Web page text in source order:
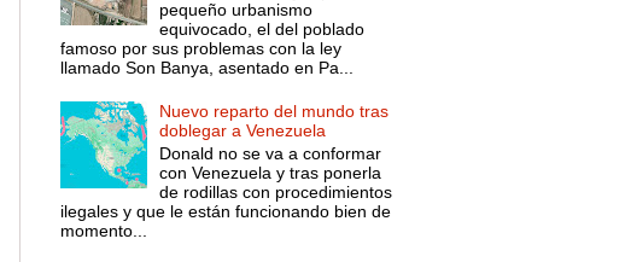
pequeño urbanismo
equivocado, el del poblado
famoso por sus problemas con la ley
llamado Son Banya, asentado en Pa...
Nuevo reparto del mundo tras
doblegar a Venezuela
Donald no se va a conformar
con Venezuela y tras ponerla
de rodillas con procedimientos
ilegales y que le están funcionando bien de
momento...